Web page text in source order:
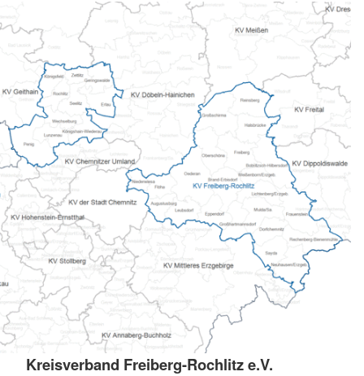
Kreisverband Freiberg-Rochlitz e.V.